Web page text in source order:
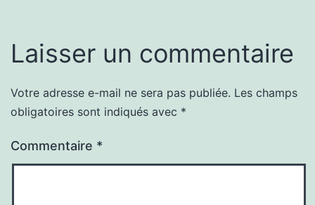
Laisser un commentaire
Votre adresse e-mail ne sera pas publiée. Les champs
obligatoires sont indiqués avec *
Commentaire *